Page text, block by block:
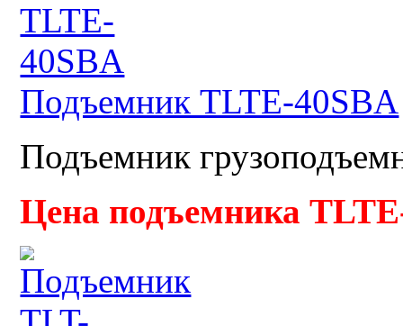
Подъемник TLTE-40SBA
Подъемник
Цена подъемника